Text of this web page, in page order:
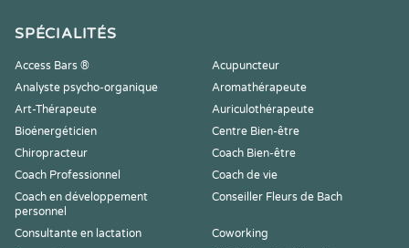
SPÉCIALITÉS
Access Bars ®
Acupuncteur
Analyste psycho-organique
Aromathérapeute
Art-Thérapeute
Auriculothérapeute
Bioénergéticien
Centre Bien-être
Chiropracteur
Coach Bien-être
Coach Professionnel
Coach de vie
Coach en développement
personnel
Conseiller Fleurs de Bach
Consultante en lactation
Coworking